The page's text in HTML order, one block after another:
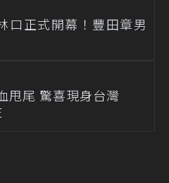
口正式開幕！豐田章男
甩尾 驚喜現身台灣